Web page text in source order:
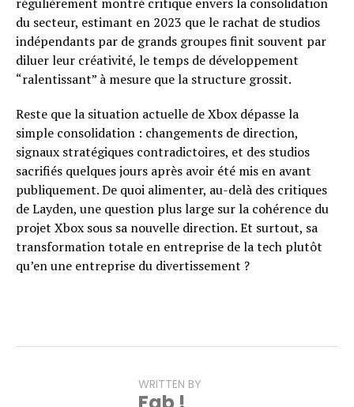
du secteur, estimant en 2023 que le rachat de studios
indépendants par de grands groupes finit souvent par
diluer leur créativité, le temps de développement
“ralentissant” à mesure que la structure grossit.
Reste que la situation actuelle de Xbox dépasse la
simple consolidation : changements de direction,
signaux stratégiques contradictoires, et des studios
sacrifiés quelques jours après avoir été mis en avant
publiquement. De quoi alimenter, au-delà des critiques
de Layden, une question plus large sur la cohérence du
projet Xbox sous sa nouvelle direction. Et surtout, sa
transformation totale en entreprise de la tech plutôt
qu’en une entreprise du divertissement ?
WRITTEN BY